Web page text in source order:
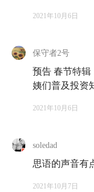
佳明：是啊，咱
第二幕
地点📍：咖啡馆
服务员：286 号
佳明
思语：你还记得
佳明：记得啊，
2021年10月6日
保守者2号
预告 春节特辑
姨们普及投资
2021年10月6日
soledad
思语的声音有
2021年10月7日